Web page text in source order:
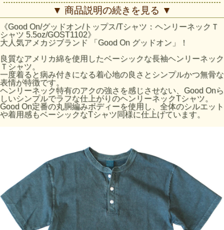
らないベーシックなTシャツの一つとしてデイリーに着回す
ことを前提に、前たてとネックリブの幅を細くし、ポイント
である首周りをシンプルなデザインにすることで、ラフであ
りながら落ち着いたスマートな印象に仕上げています。
Good On定番の丸胴編みボディーを使用し、全体のシルエッ
トや着用感もベーシックなTシャツ同様に仕上げています。
ジャンルを問わず様々なスタイルに取り入れやすく、定番の
クルーネックやVネックの代わりとしても気軽に着られる一
枚です。
反応染めカラーは落ち着いた雰囲気のきれいな発色が特徴
で、ベーシックかつシンプルな仕上がりで着回しやすく上品
な印象です。Pigment Dye（顔料染め）カラーは、独特な濃
他の色と同様に縮ませた状態となっています。
サイズの目安
サイズ
着丈 (cm) 身幅 (cm) 肩幅 (cm)
袖丈 (cm)
62 45 43
M
66.5 51
L
70 54.5 50
20
▼ 商品説明の続きを見る ▼
《Good On/グッドオン/トップス/Tシャツ：ヘンリーネックＴ
シャツ 5.5oz/GOST1102》
大人気アメカジブランド 「Good On グッドオン」！
良質なアメリカ綿を使用したベーシックな長袖ヘンリーネック
Ｔシャツ。
一度着ると病み付きになる着心地の良さとシンプルかつ無骨な
表情が特徴です。
ヘンリーネック特有のアクの強さを感じさせない、Good Onら
しいシンプルでラフな仕上がりのヘンリーネックTシャツ。
Good On定番の丸胴編みボディーを使用し、全体のシルエット
や着用感もベーシックなTシャツ同様に仕上げています。